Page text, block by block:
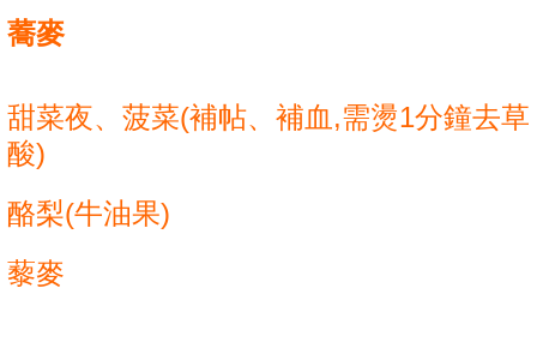
蕎麥
甜菜夜、 菠菜(補帖、 補血,需燙1分鐘去草
酸)
酪梨(牛油果)
藜麥